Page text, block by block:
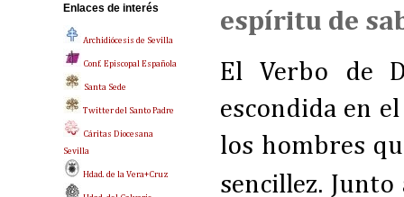
espíritu de
El Verbo de
escondida en
los hombres
sencillez. Junto
Enlaces de interés
Archidiócesis de Sevilla
Conf. Episcopal Española
Santa Sede
Twitter del Santo Padre
Cáritas Diocesana
Sevilla
Hdad. de la Vera+Cruz